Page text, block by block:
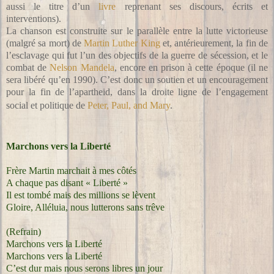
aussi le titre d’unlivre reprenant ses discours, écrits et
interventions).
La chanson est construite sur le parallèle entre la lutte victorieuse
(malgré sa mort) deMartin Luther Kinget, antérieurement, la fin de
l’esclavage qui fut l’un des objectifs de la guerre de sécession, et le
combat deNelson Mandela, encore en prison à cette époque (il ne
sera libéré qu’en 1990). C’est donc un soutien et un encouragement
pour la fin de l’apartheid, dans la droite ligne de l’engagement
social et politique de Peter, Paul, and Mary.
Marchons vers la Liberté
Frère Martin marchait à mes côtés
A chaque pas disant « Liberté »
Il est tombé mais des millions se lèvent
Gloire, Alléluia, nous lutterons sans trêve
(Refrain)
Marchons vers la Liberté
Marchons vers la Liberté
C’est dur mais nous serons libres un jour